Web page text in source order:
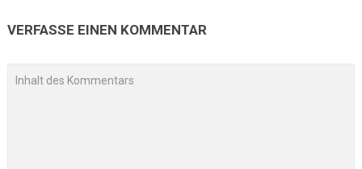
VERFASSE EINEN KOMMENTAR